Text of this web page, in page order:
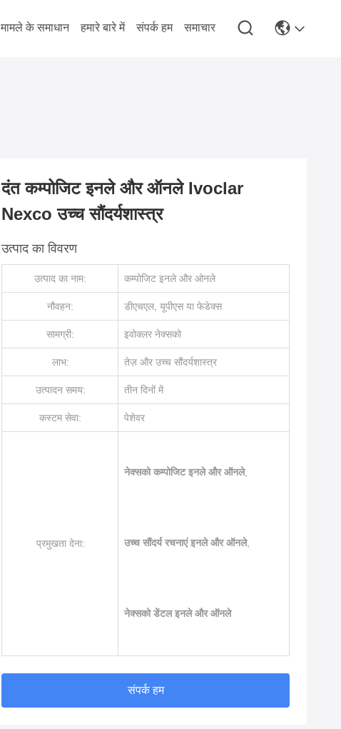
मामले के समाधान हमारे बारे में संपर्क हम समाचार
दंत कम्पोजिट इनले और ऑनले Ivoclar
Nexco उच्च सौंदर्यशास्त्र
उत्पाद का विवरण
उत्पाद का नाम: कम्पोजिट इनले और ओनले
नौवहन: डीएचएल, यूपीएस या फेडेक्स
सामग्री: इवोक्लर नेक्सको
लाभ: तेज़ और उच्च सौंदर्यशास्त्र
उत्पादन समय: तीन दिनों में
कस्टम सेवा: पेशेवर
प्रमुखता देना:
नेक्सको कम्पोजिट इनले और ऑनले,
उच्च सौंदर्य रचनाएं इनले और ऑनले,
नेक्सको डेंटल इनले और ऑनले
संपर्क हम